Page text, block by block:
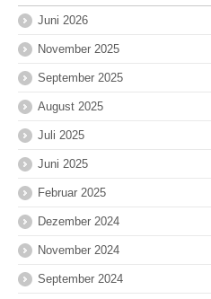
Juni 2026
November 2025
September 2025
August 2025
Juli 2025
Juni 2025
Februar 2025
Dezember 2024
November 2024
September 2024